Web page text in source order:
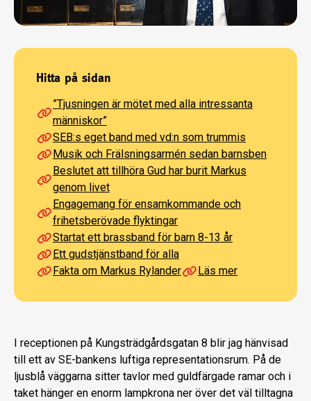
Hitta på sidan
”Tjus­ningen är mötet med alla intressanta
människor”
SEB:s eget band med vd:n som trummis
Musik och Frälsningsarmén sedan barnsben
Beslutet att tillhöra Gud har burit Markus
genom livet
Engagemang för ensamkommande och
frihetsberövade flyktingar
Startat ett brassband för barn 8-13 år
Ett gudstjänstband för alla
Fakta om Markus Rylander
Läs mer
I receptionen på Kungsträdgårdsgatan 8 blir jag hänvisad
till ett av SE-bankens luftiga representationsrum. På de
ljus­blå väggarna sitter tavlor med guldfär­gade ramar och i
taket hänger en enorm lampkrona ner över det väl tilltagna